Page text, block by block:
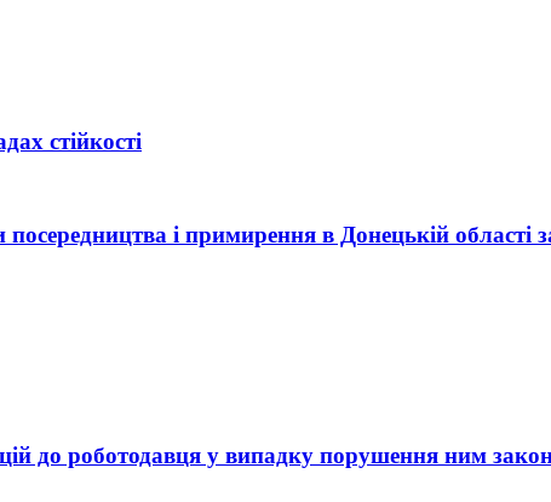
стійкості
і примирення в Донецькій області
до роботодавця у випадку порушення ним